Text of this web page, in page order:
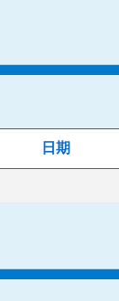
日期